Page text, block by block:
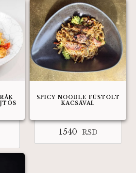
SPICY NOODLE FÜSTÖLT
KACSÁVAL
1540 RSD